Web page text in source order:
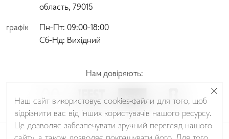
область, 79015
графік Пн-Пт: 09:00-18:00
Сб-Нд: Вихідний
Нам довіряють:
Наш сайт використовує cookies-файли для того, щоб
відрізнити вас від інших користувачів нашого ресурсу.
Це дозволяє забезпечувати зручний перегляд нашого